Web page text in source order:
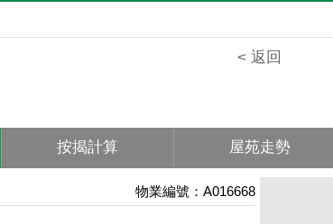
< 返回
按揭計算 屋苑走勢
物業編號：A016668